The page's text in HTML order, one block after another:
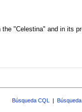
the "Celestina" and in its
Búsqueda CQL |